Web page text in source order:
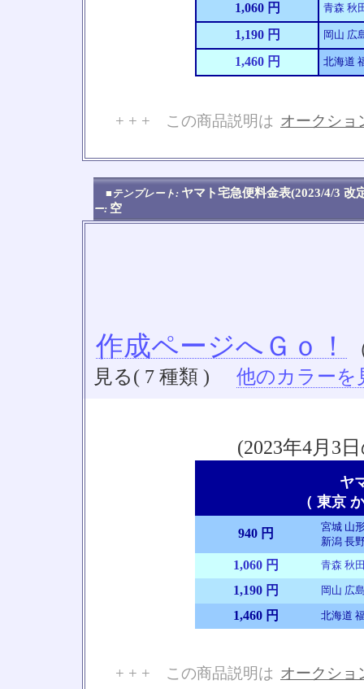
1,060 円 青森 秋
1,190 円 岡山 広
1,460 円 北海道
+ + + この商品説明は オークショ
■テンプレート: ヤマト宅急便料金表(2023/4/3
ー: 空
作成ページへＧｏ！
見る( 7 種類 )
他のカラーを
(2023年4月3
ヤ
（ 東京
940 円
宮城 山
新潟 長
1,060 円 青森 秋
1,190 円 岡山 広
1,460 円 北海道
+ + + この商品説明は オークショ